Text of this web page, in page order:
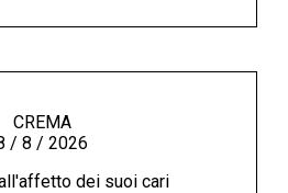
CREMA
/ 8 / 2026
dei suoi cari